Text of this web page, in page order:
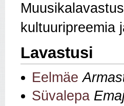
kultuuripreemia
Lavastusi
Eelmäe
Süvalepa